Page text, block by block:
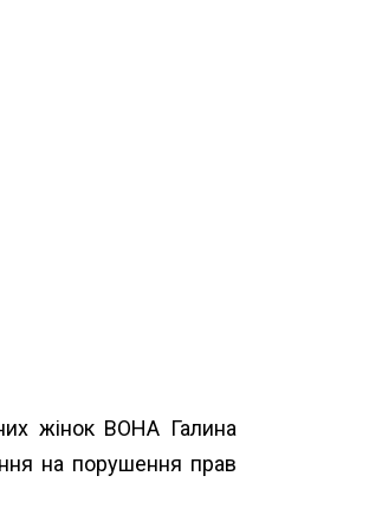
жінок ВОНА Галина
на порушення прав